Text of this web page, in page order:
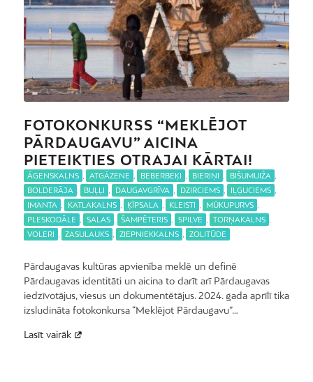
FOTOKONKURSS “MEKLĒJOT
PĀRDAUGAVU” AICINA
PIETEIKTIES OTRAJAI KĀRTAI!
ĀGENSKALNS ATGĀZENE BEBERBEĶI BIERIŅI BIŠUMUIŽA
BOLDERĀJA
BUĻĻI DAUGAVGRĪVA DZIRCIEMS IĻĢUCIEMS
IMANTA
KATLAKALNS ĶĪPSALA KLEISTI MŪKUPURVS
PLESKODĀLE
SALAS ŠAMPĒTERIS SPILVE TORŅAKALNS
VOLERI
ZASULAUKS ZIEPNIEKKALNS ZOLITŪDE
Pārdaugavas kultūras apvienība meklē un definē
Pārdaugavas identitāti un aicina to darīt arī Pārdaugavas
iedzīvotājus, viesus un dokumentētājus. 2024. gada aprīlī tika
izsludināta fotokonkursa “Meklējot Pārdaugavu”…
Lasīt vairāk